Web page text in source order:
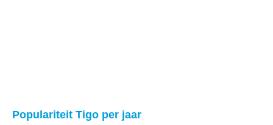
Populariteit Tigo per jaar